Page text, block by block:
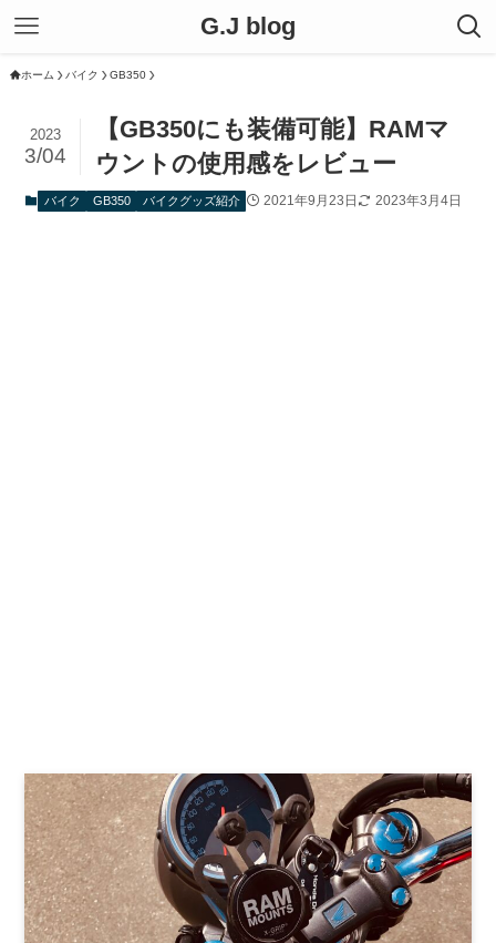
G.J blog
ホーム バイク GB350
【GB350にも装備可能】RAMマ
ウントの使用感をレビュー
2023
3/04
バイク GB350 バイクグッズ紹介 2021年9月23日 2023年3月4日